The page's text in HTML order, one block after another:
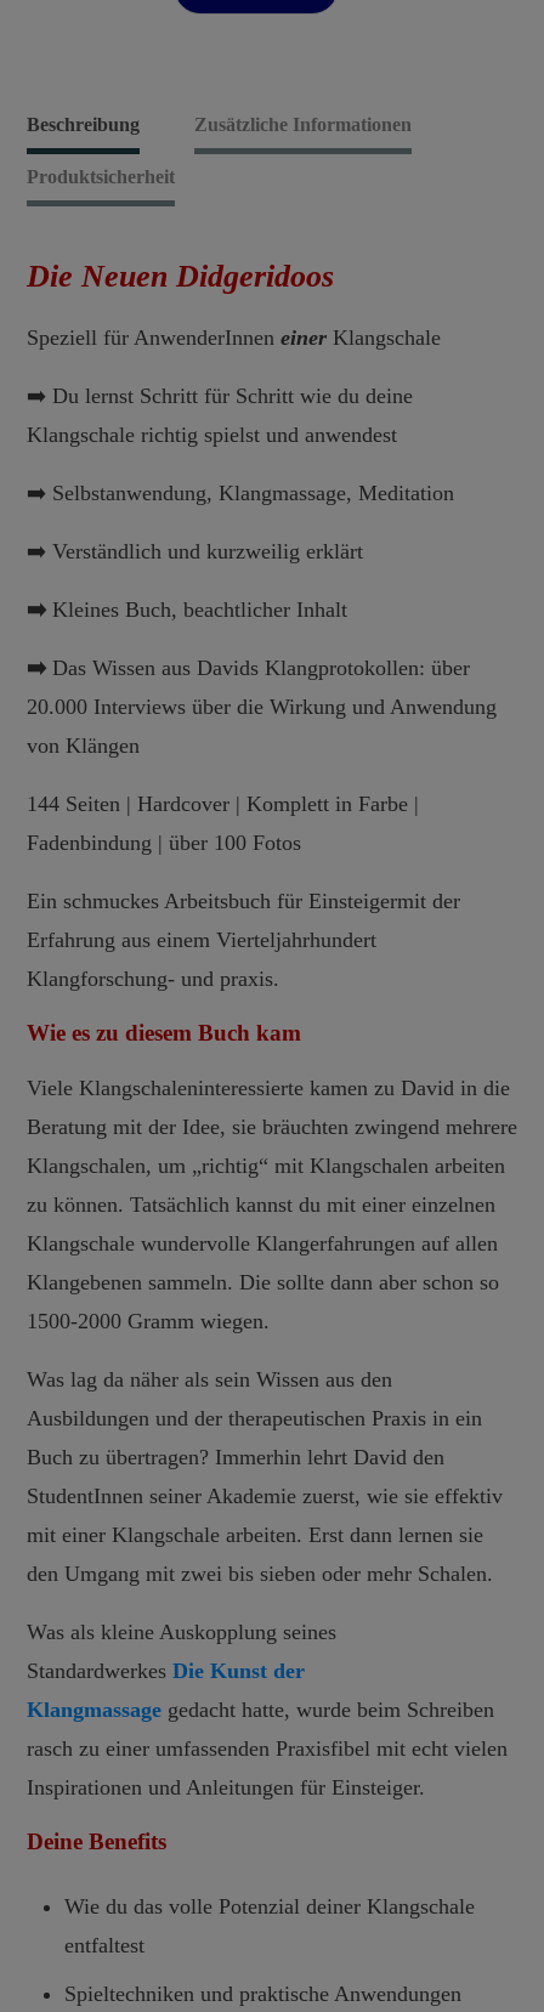
Menge
Beschreibung Zusätzliche Informationen
Produktsicherheit
Die Neuen Didgeridoos
Speziell für AnwenderInnen einer Klangschale
➡️ Du lernst Schritt für Schritt wie du deine
Klangschale richtig spielst und anwendest
➡️ Selbstanwendung, Klangmassage, Meditation
➡️ Verständlich und kurzweilig erklärt
➡️ Kleines Buch, beachtlicher Inhalt
➡️ Das Wissen aus Davids Klangprotokollen: über
20.000 Interviews über die Wirkung und Anwendung
von Klängen
144 Seiten | Hardcover | Komplett in Farbe |
Fadenbindung | über 100 Fotos
Ein schmuckes Arbeitsbuch für Einsteigermit der
Erfahrung aus einem Vierteljahrhundert
Klangforschung- und praxis.
Wie es zu diesem Buch kam
Viele Klangschaleninteressierte kamen zu David in die
Beratung mit der Idee, sie bräuchten zwingend mehrere
Klangschalen, um „richtig“ mit Klangschalen arbeiten
zu können. Tatsächlich kannst du mit einer einzelnen
Klangschale wundervolle Klangerfahrungen auf allen
Klangebenen sammeln. Die sollte dann aber schon so
1500-2000 Gramm wiegen.
Was lag da näher als sein Wissen aus den
Ausbildungen und der therapeutischen Praxis in ein
Buch zu übertragen? Immerhin lehrt David den
StudentInnen seiner Akademie zuerst, wie sie effektiv
mit einer Klangschale arbeiten. Erst dann lernen sie
den Umgang mit zwei bis sieben oder mehr Schalen.
Was als kleine Auskopplung seines
Standardwerkes Die Kunst der
Klangmassage gedacht hatte, wurde beim Schreiben
rasch zu einer umfassenden Praxisfibel mit echt vielen
Inspirationen und Anleitungen für Einsteiger.
Deine Benefits
Wie du das volle Potenzial deiner Klangschale
entfaltest
Spieltechniken und praktische Anwendungen